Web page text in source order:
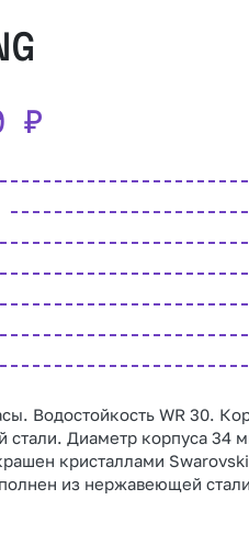
₽
Водостойкость WR 30.
Диаметр корпуса 34
кристаллами
из нержавеющей